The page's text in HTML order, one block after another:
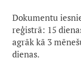
Dokumentu
reģistrā: 15
agrāk kā 3
dienas.